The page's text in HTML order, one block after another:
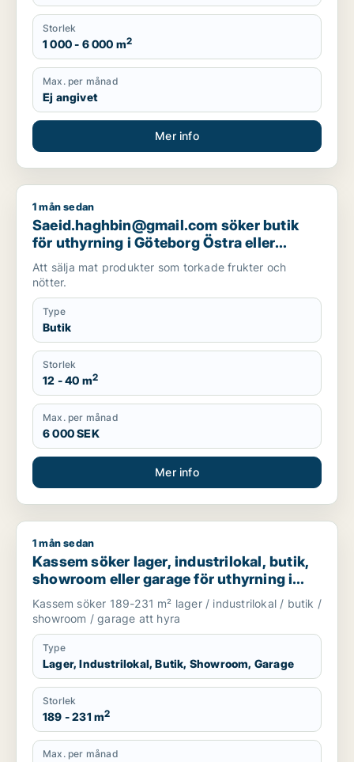
Storlek
1 000 - 6 000 m2
Max. per månad
Ej angivet
Mer info
Saeid.haghbin@gmail.com söker butik för uthyrning i
1 mån sedan
Saeid.haghbin@gmail.com söker butik
för uthyrning i Göteborg Östra eller
Göteborg Centrum
Att sälja mat produkter som torkade frukter och
nötter.
Type
Butik
Storlek
12 - 40 m2
Max. per månad
6 000 SEK
Mer info
Kassem söker lager, industrilokal, butik, showroom eller
1 mån sedan
Kassem söker lager, industrilokal, butik,
showroom eller garage för uthyrning i
Upplands Väsby, Vallentuna eller
Upplands-Bro m.fl.
Kassem söker 189-231 m² lager / industrilokal / butik /
showroom / garage att hyra
Type
Lager, Industrilokal, Butik, Showroom, Garage
Storlek
189 - 231 m2
Max. per månad